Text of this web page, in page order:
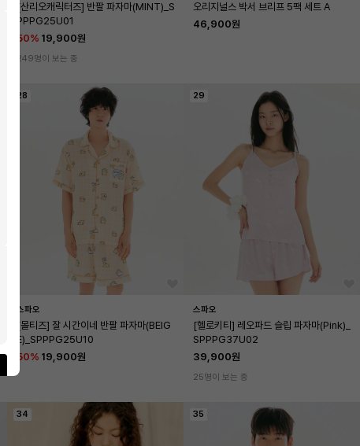
[산리오캐릭터즈] 반팔 파자마(MINT)_S
PPPG25U01
50% 19,900원
249명이 보는 중
오리지널스 박서 브리프 5팩 세트 A
46,900원
28
스파오
[몰티즈] 잘 시간이네 반팔 파자마(BEIG
E)_SPPPG25U10
50% 19,900원
29
스파오
[헬로키티] 레오파드 슬립 파자마(Pink)_
SPPPG37U02
39,900원
25명이 보는 중
34 35